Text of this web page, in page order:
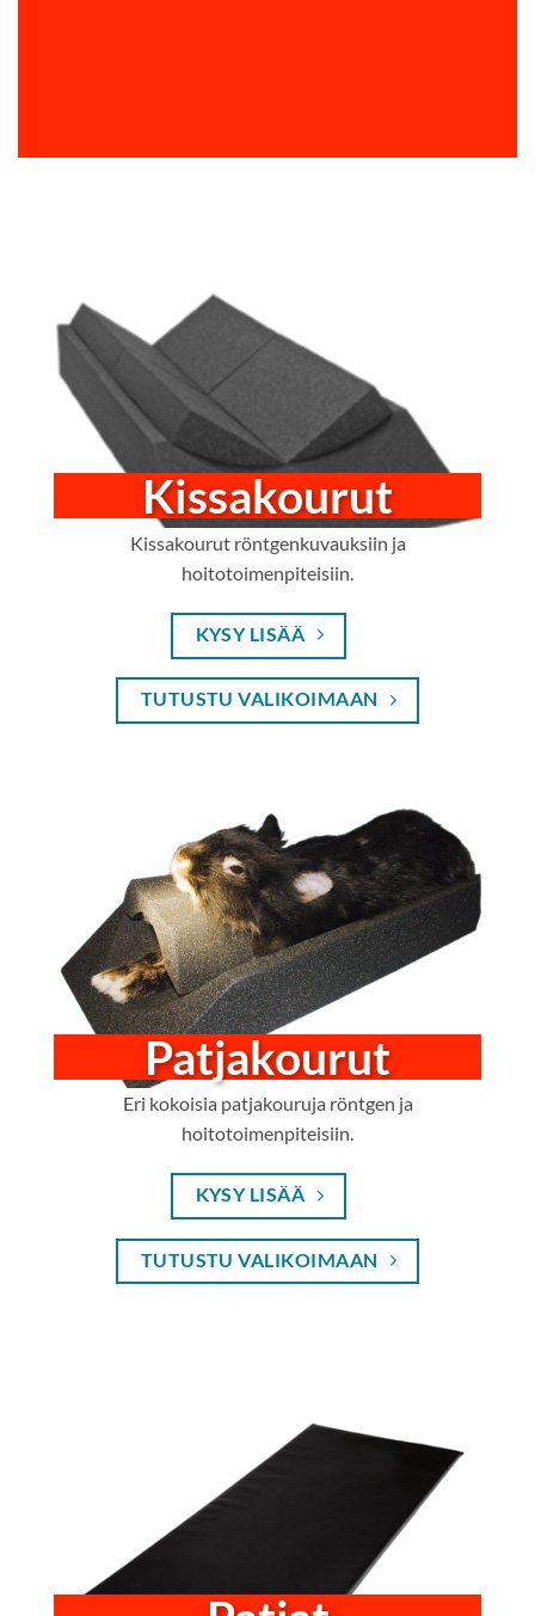
Kissakourut
Kissakourut röntgenkuvauksiin ja
hoitotoimenpiteisiin.
KYSY LISÄÄ
TUTUSTU VALIKOIMAAN
Patjakourut
Eri kokoisia patjakouruja röntgen ja
hoitotoimenpiteisiin.
KYSY LISÄÄ
TUTUSTU VALIKOIMAAN